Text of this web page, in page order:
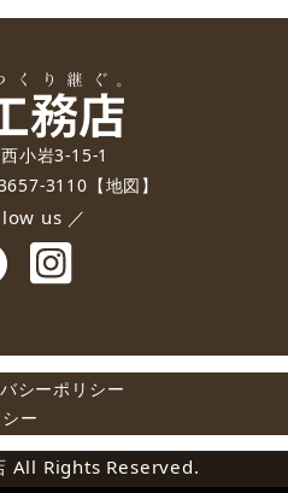
小岩3-15-1
3110 【地図】
us ／
シーポリシー
ー
All Rights Reserved.